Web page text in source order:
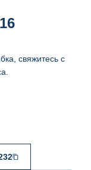
свяжитесь с